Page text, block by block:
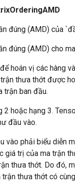
đúng (AMD) của
đúng (AMD) cho
hoán vị các hàng
thưa thớt được
trận ban đầu.
hoặc hạng 3.
đầu vào.
vào phải biểu diễn
trị của ma trận
thưa thớt. Do đó,
thưa thớt có